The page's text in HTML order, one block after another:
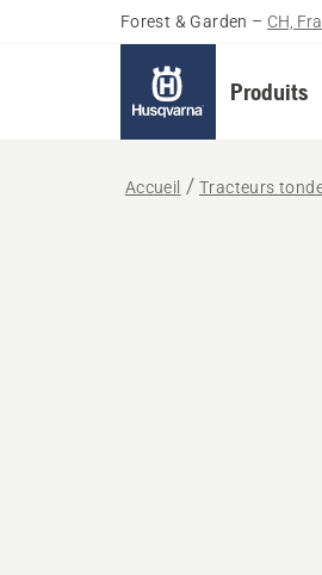
Forest & Garden – CH,
Produits
Accueil Tracteurs